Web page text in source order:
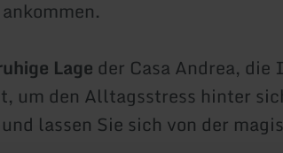
Lage der Casa Andrea, die
um den Alltagsstress hinter
lassen Sie sich von der